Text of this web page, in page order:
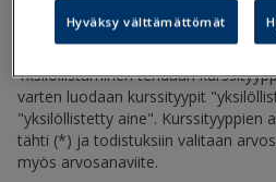
Yksilöllistäminen tehdään
varten luodaan kurssityypit
"yksilöllistetty aine". Kurssityyppien
tähti (*) ja todistuksiin valitaan
myös arvosanaviite.
Hyväksy välttämättömät